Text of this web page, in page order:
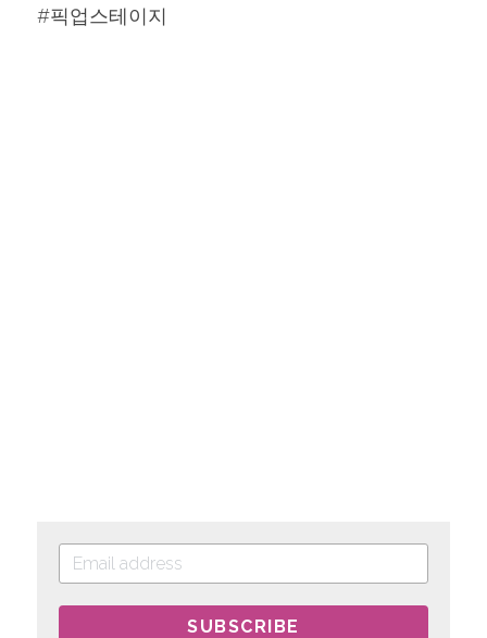
#픽업스테이지
SUBSCRIBE